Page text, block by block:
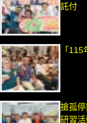
託付
「
搶孤
研習